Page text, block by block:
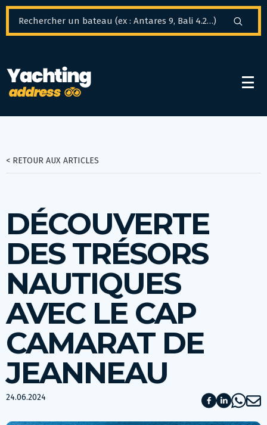
< RETOUR AUX ARTICLES
DÉCOUVERTE
DES TRÉSORS
NAUTIQUES
AVEC LE CAP
CAMARAT DE
JEANNEAU
24.06.2024
Panneau de gestion des cookies